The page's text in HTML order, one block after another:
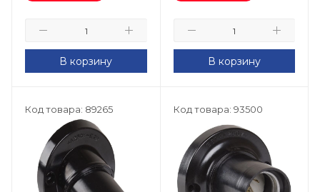
В корзину В корзину
Код товара: 89265 Код товара: 93500